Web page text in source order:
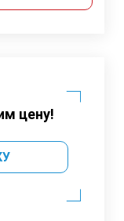
цену!